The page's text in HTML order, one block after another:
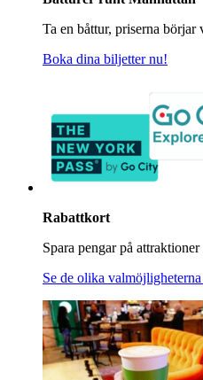
Ta en båttur, priserna
Boka dina biljetter nu!
Rabattkort
Spara pengar på
Se de olika